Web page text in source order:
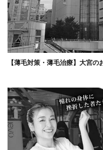
【薄毛対策・薄毛治療】大宮